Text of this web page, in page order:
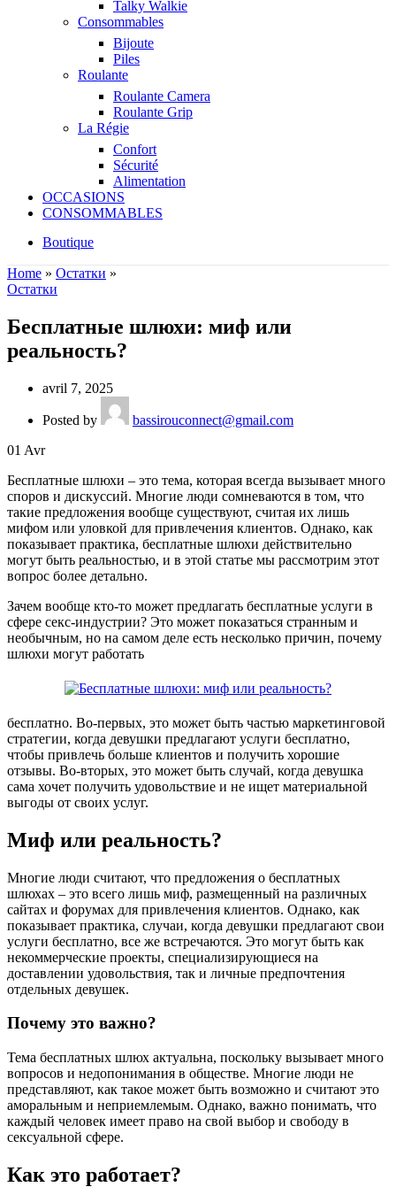
Talky Walkie
Consommables
Bijoute
Piles
Roulante
Roulante Camera
Roulante Grip
La Régie
Confort
Sécurité
Alimentation
OCCASIONS
CONSOMMABLES
Boutique
Home » Остатки »
Остатки
Бесплатные шлюхи: миф или
реальность?
avril 7, 2025
Posted by
bassirouconnect@gmail.com
01 Avr
Бесплатные шлюхи – это тема, которая всегда вызывает много
споров и дискуссий. Многие люди сомневаются в том, что
такие предложения вообще существуют, считая их лишь
мифом или уловкой для привлечения клиентов. Однако, как
показывает практика, бесплатные шлюхи действительно
могут быть реальностью, и в этой статье мы рассмотрим этот
вопрос более детально.
Зачем вообще кто-то может предлагать бесплатные услуги в
сфере секс-индустрии? Это может показаться странным и
необычным, но на самом деле есть несколько причин, почему
шлюхи могут работать
бесплатно. Во-первых, это может быть частью маркетинговой
стратегии, когда девушки предлагают услуги бесплатно,
чтобы привлечь больше клиентов и получить хорошие
отзывы. Во-вторых, это может быть случай, когда девушка
сама хочет получить удовольствие и не ищет материальной
выгоды от своих услуг.
Миф или реальность?
Многие люди считают, что предложения о бесплатных
шлюхах – это всего лишь миф, размещенный на различных
сайтах и форумах для привлечения клиентов. Однако, как
показывает практика, случаи, когда девушки предлагают свои
услуги бесплатно, все же встречаются. Это могут быть как
некоммерческие проекты, специализирующиеся на
доставлении удовольствия, так и личные предпочтения
отдельных девушек.
Почему это важно?
Тема бесплатных шлюх актуальна, поскольку вызывает много
вопросов и недопонимания в обществе. Многие люди не
представляют, как такое может быть возможно и считают это
аморальным и неприемлемым. Однако, важно понимать, что
каждый человек имеет право на свой выбор и свободу в
сексуальной сфере.
Как это работает?